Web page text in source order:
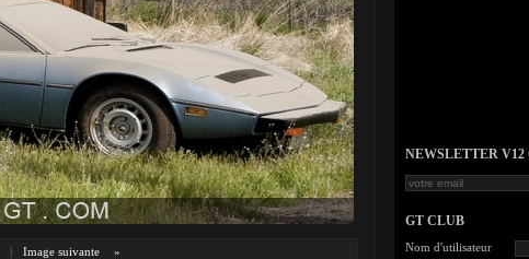
| Image suivante »
NEWSLETTER V12
GT CLUB
Nom d'utilisateur